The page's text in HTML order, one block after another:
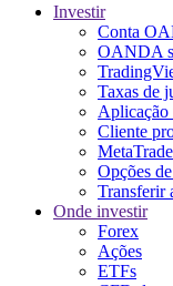
Investir
Conta
OANDA
Taxas de
Aplicação
Cliente
Opções
Transferir
Onde investir
Forex
Ações
ETFs